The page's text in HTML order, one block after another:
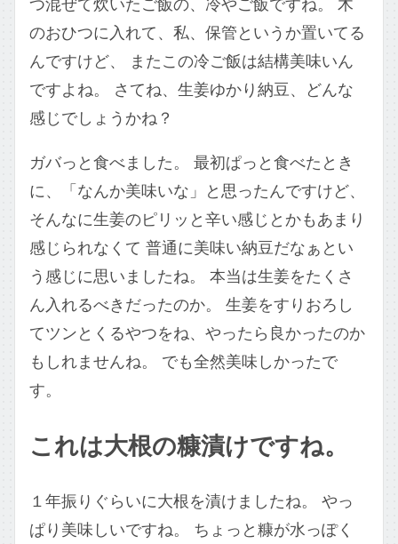
つ混ぜて炊いたご飯の、冷やご飯ですね。 木
のおひつに入れて、私、保管というか置いてる
んですけど、 またこの冷ご飯は結構美味いん
ですよね。 さてね、生姜ゆかり納豆、どんな
感じでしょうかね？
ガバっと食べました。 最初ぱっと食べたとき
に、「なんか美味いな」と思ったんですけど、
そんなに生姜のピリッと辛い感じとかもあまり
感じられなくて 普通に美味い納豆だなぁとい
う感じに思いましたね。 本当は生姜をたくさ
ん入れるべきだったのか。 生姜をすりおろし
てツンとくるやつをね、やったら良かったのか
もしれませんね。 でも全然美味しかったで
す。
これは大根の糠漬けですね。
１年振りぐらいに大根を漬けましたね。 やっ
ぱり美味しいですね。 ちょっと糠が水っぽく